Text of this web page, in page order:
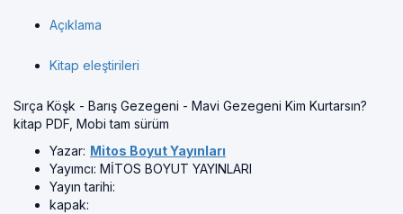
Açıklama
Kitap eleştirileri
Sırça Köşk - Barış Gezegeni - Mavi Gezegeni Kim Kurtarsın?
kitap PDF, Mobi tam sürüm
Yazar: Mitos Boyut Yayınları
Yayımcı: MİTOS BOYUT YAYINLARI
Yayın tarihi:
kapak: